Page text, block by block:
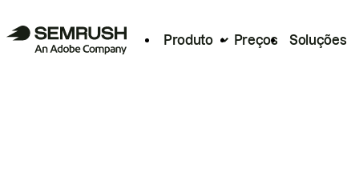
Produto Preços Soluções